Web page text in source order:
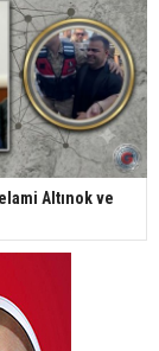
Altınok ve